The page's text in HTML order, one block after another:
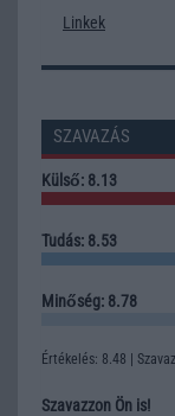
Linkek
SZAVAZÁS
Külső: 8.13
Tudás: 8.53
Minőség: 8.78
Értékelés: 8.48 |
Szavazzon Ön is!